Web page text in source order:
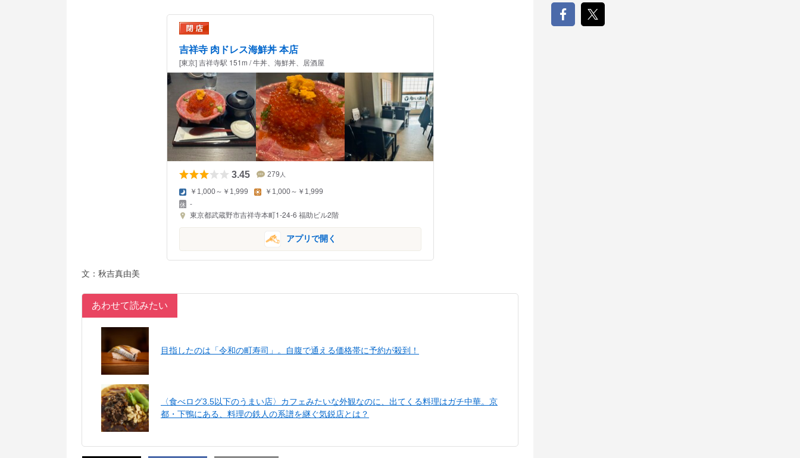
吉祥寺 肉ドレス海鮮丼 本店
[東京] 吉祥寺駅 151m / 牛丼、海鮮丼、居酒屋
3.45 279 人
￥1,000～￥1,999 ￥1,000～￥1,999
-
東京都武蔵野市吉祥寺本町1-24-6 福助ビル2階
アプリで開く
文：秋吉真由美
あわせて読みたい
目指したのは「令和の町寿司」。自腹で通える価格帯に予約が殺到！
〈食べログ3.5以下のうまい店〉カフェみたいな外観なのに、出てくる料理はガチ中華。京
都・下鴨にある、料理の鉄人の系譜を継ぐ気鋭店とは？